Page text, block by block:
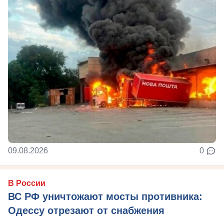
09.08.2026 0
В России
ВС РФ уничтожают мосты противника:
Одессу отрезают от снабжения